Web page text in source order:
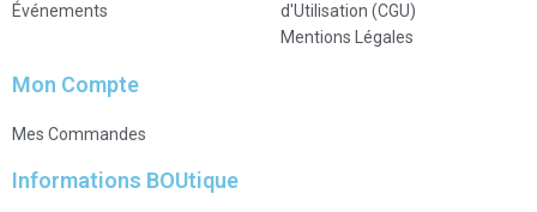
Événements
d'Utilisation (CGU)
Mentions Légales
Mon Compte
Mes Commandes
Informations BOUtique